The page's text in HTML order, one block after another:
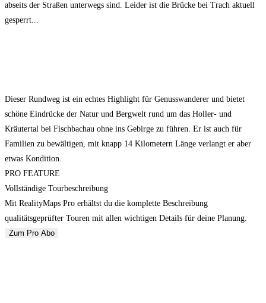
abseits der Straßen unterwegs sind. Leider ist die Brücke bei Trach aktuell
gesperrt...
Dieser Rundweg ist ein echtes Highlight für Genusswanderer und bietet
schöne Eindrücke der Natur und Bergwelt rund um das Holler- und
Kräutertal bei Fischbachau ohne ins Gebirge zu führen. Er ist auch für
Familien zu bewältigen, mit knapp 14 Kilometern Länge verlangt er aber
etwas Kondition.
PRO FEATURE
Vollständige Tourbeschreibung
Mit RealityMaps Pro erhältst du die komplette Beschreibung
qualitätsgeprüfter Touren mit allen wichtigen Details für deine Planung.
Zum Pro Abo